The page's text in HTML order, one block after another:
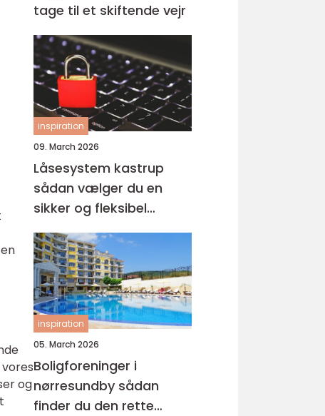
og
tage til et skiftende vejr
inspiration
09. March 2026
Låsesystem kastrup
sådan vælger du en
sikker og fleksibel
løsning
inspiration
05. March 2026
Boligforeninger i
nørresundby sådan
finder du den rette